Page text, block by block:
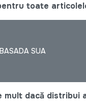
toate
SUA
mult dacă distribui